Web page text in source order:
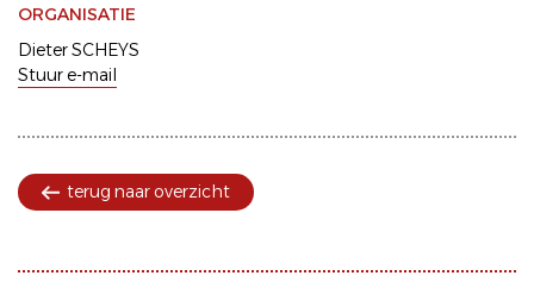
ORGANISATIE
Dieter SCHEYS
Stuur e-mail
terug naar overzicht